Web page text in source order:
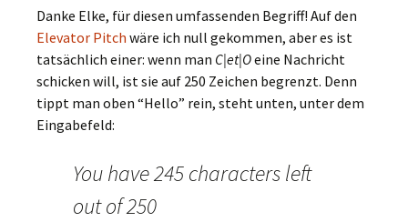
Danke Elke, für diesen umfassenden Begriff! Auf den
Elevator Pitch wäre ich null gekommen, aber es ist
tatsächlich einer: wenn man C|et|Oeine Nachricht
schicken will, ist sie auf 250 Zeichen begrenzt. Denn
tippt man oben “Hello” rein, steht unten, unter dem
Eingabefeld:
You have 245 characters left
out of 250